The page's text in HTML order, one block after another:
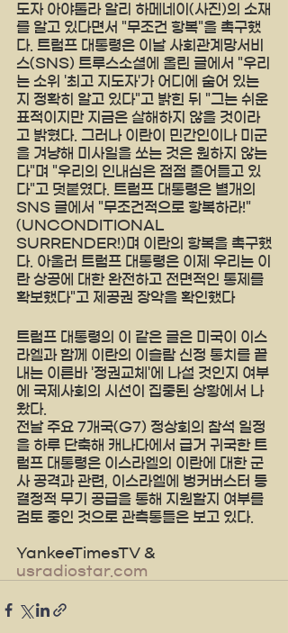
도자 아야톨라 알리 하메네이(사진)의 소재
를 알고 있다면서 "무조건 항복"을 촉구했
다. 트럼프 대통령은 이날 사회관계망서비
스(SNS) 트루스소셜에 올린 글에서 "우리
는 소위 '최고 지도자'가 어디에 숨어 있는
지 정확히 알고 있다"고 밝힌 뒤 "그는 쉬운
표적이지만 지금은 살해하지 않을 것이라
고 밝혔다. 그러나 이란이 민간인이나 미군
을 겨냥해 미사일을 쏘는 것은 원하지 않는
다"며 "우리의 인내심은 점점 줄어들고 있
다"고 덧붙였다. 트럼프 대통령은 별개의
SNS 글에서 "무조건적으로 항복하라!"
(UNCONDITIONAL
SURRENDER!)며 이란의 항복을 촉구했
다. 아울러 트럼프 대통령은 이제 우리는 이
란 상공에 대한 완전하고 전면적인 통제를
확보했다"고 제공권 장악을 확인했다
트럼프 대통령의 이 같은 글은 미국이 이스
라엘과 함께 이란의 이슬람 신정 통치를 끝
내는 이른바 '정권교체'에 나설 것인지 여부
에 국제사회의 시선이 집중된 상황에서 나
왔다.
전날 주요 7개국(G7) 정상회의 참석 일정
을 하루 단축해 캐나다에서 급거 귀국한 트
럼프 대통령은 이스라엘의 이란에 대한 군
사 공격과 관련, 이스라엘에 벙커버스터 등
결정적 무기 공급을 통해 지원할지 여부를
검토 중인 것으로 관측통들은 보고 있다.
YankeeTimesTV &
usradiostar.com